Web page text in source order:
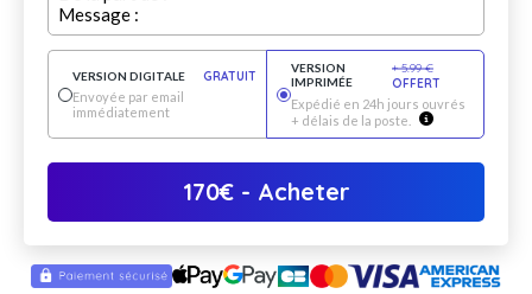
Message :
VERSION DIGITALE
GRATUIT
Envoyée par email
immédiatement
VERSION
IMPRIMÉE
+5.99 €
OFFERT
Expédié en 24h jours ouvrés
+ délais de la poste.
170€- Acheter